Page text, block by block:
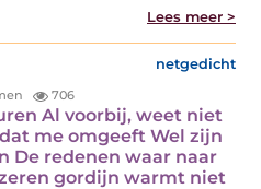
Lees meer >
netgedicht
706
Al voorbij, weet niet
me omgeeft Wel zijn
De redenen waar naar
gordijn warmt niet